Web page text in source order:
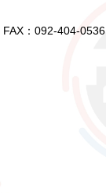
：092-404-0536